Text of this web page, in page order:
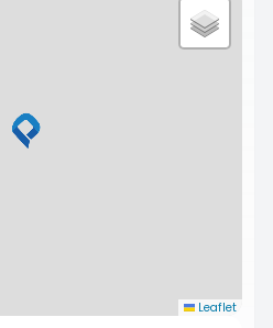
Leaflet